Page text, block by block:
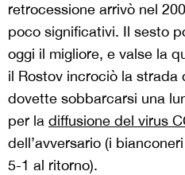
retrocessione arrivò nel
poco significativi. Il sesto
oggi il migliore, e valse la
il Rostov incrociò la strada
dovette sobbarcarsi una
per la diffusione del virus
dell’avversario (i
5-1 al ritorno).